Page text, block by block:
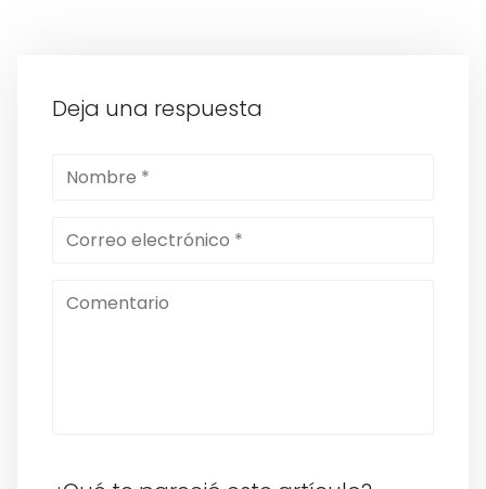
Deja una respuesta